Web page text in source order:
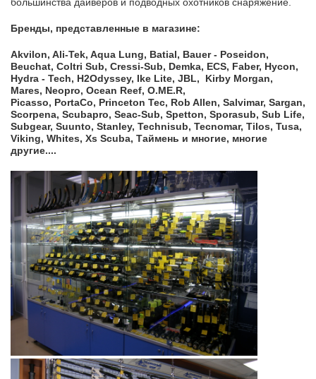
Бренды, представленные в магазине:
Akvilon, Ali-Tek, Aqua Lung, Batial, Bauer - Poseidon,
Beuchat, Coltri Sub, Cressi-Sub, Demka, ECS, Faber, Hycon,
Hydra - Tech, H2Odyssey, Ike Lite, JBL, Kirby Morgan,
Mares, Neopro, Ocean Reef, O.ME.R,
Picasso, PortaCo, Princeton Tec, Rob Allen, Salvimar, Sargan,
Scorpena, Scubapro, Seac-Sub, Spetton, Sporasub, Sub Life,
Subgear, Suunto, Stanley, Technisub, Tecnomar, Tilos, Tusa,
Viking, Whites, Xs Scuba, Таймень и многие, многие
другие....